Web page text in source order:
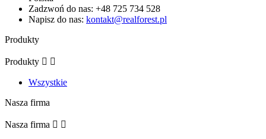
Zadzwoń do nas: +48 725 734 528
Napisz do nas: kontakt@realforest.pl
Produkty
Produkty  
Wszystkie
Nasza firma
Nasza firma  